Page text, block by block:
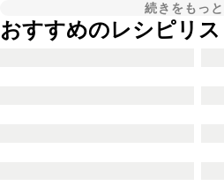
続きをもっ
おすすめのレシピリス